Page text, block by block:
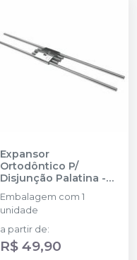
Expansor
Ortodôntico P/
Disjunção Palatina -
MORELLI
Embalagem com 1
unidade
a partir de:
R$ 49,90